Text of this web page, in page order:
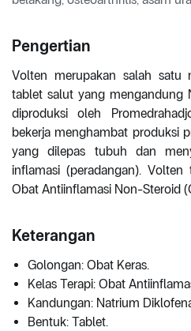
Pengertian
Volten merupakan salah satu
tablet salut yang mengandung
diproduksi oleh
bekerja menghambat produksi
yang dilepas tubuh dan
inflamasi (peradangan).
Obat Antiinflamasi Non-Steroid
Keterangan
Golongan: Obat Keras.
Kelas Terapi: Obat
Kandungan: Natrium
Bentuk: Tablet.